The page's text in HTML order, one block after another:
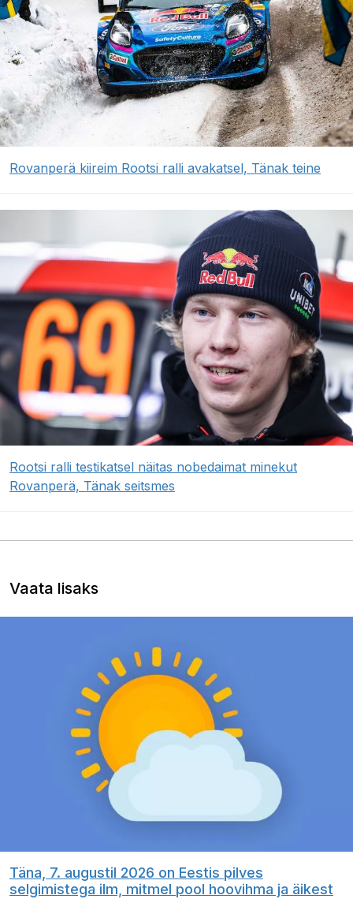
Rovanperä kiireim Rootsi ralli avakatsel, Tänak teine
Rootsi ralli testikatsel näitas nobedaimat minekut
Rovanperä, Tänak seitsmes
Vaata lisaks
Täna, 7. augustil 2026 on Eestis pilves
selgimistega ilm, mitmel pool hoovihma ja äikest